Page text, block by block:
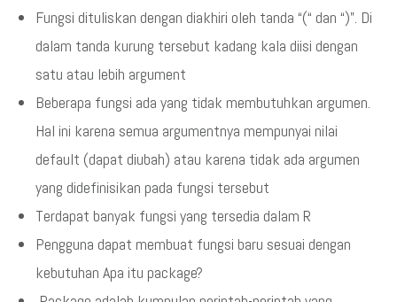
Fungsi dituliskan dengan diakhiri oleh tanda “(“ dan “)”. Di
dalam tanda kurung tersebut kadang kala diisi dengan
satu atau lebih argument
Beberapa fungsi ada yang tidak membutuhkan argumen.
Hal ini karena semua argumentnya mempunyai nilai
default (dapat diubah) atau karena tidak ada argumen
yang didefinisikan pada fungsi tersebut
Terdapat banyak fungsi yang tersedia dalam R
Pengguna dapat membuat fungsi baru sesuai dengan
kebutuhan Apa itu package?